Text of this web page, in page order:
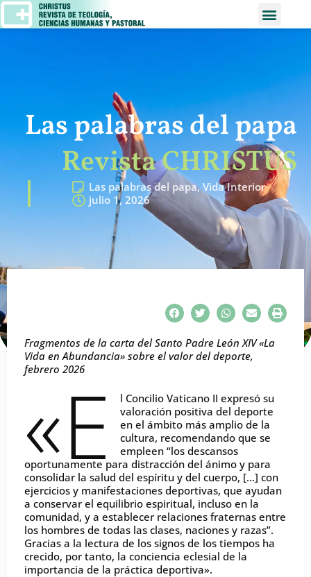
Las palabras del papa
Revista CHRISTUS
Las palabras del papa,Vida Interior
julio 1, 2026
Fragmentos de la carta del Santo Padre León XIV «La
Vida en Abundancia» sobre el valor del deporte,
febrero 2026
«E
l Concilio Vaticano II expresó su
valoración positiva del deporte
en el ámbito más amplio de la
cultura, recomendando que se
empleen “los descansos
oportunamente para distracción del ánimo y para
consolidar la salud del espíritu y del cuerpo, […] con
ejercicios y manifestaciones deportivas, que ayudan
a conservar el equilibrio espiritual, incluso en la
comunidad, y a establecer relaciones fraternas entre
los hombres de todas las clases, naciones y razas”.
Gracias a la lectura de los signos de los tiempos ha
crecido, por tanto, la conciencia eclesial de la
importancia de la práctica deportiva».